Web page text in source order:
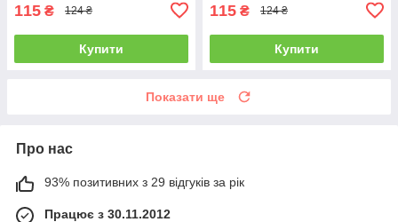
115 ₴ 124 ₴
Купити
115 ₴ 124 ₴
Купити
Показати ще
Про нас
93% позитивних з 29 відгуків за рік
Працює з 30.11.2012